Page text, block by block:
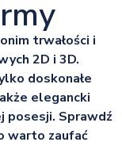
trwałości i
2D i 3D.
doskonałe
elegancki
posesji. Sprawdź
warto zaufać